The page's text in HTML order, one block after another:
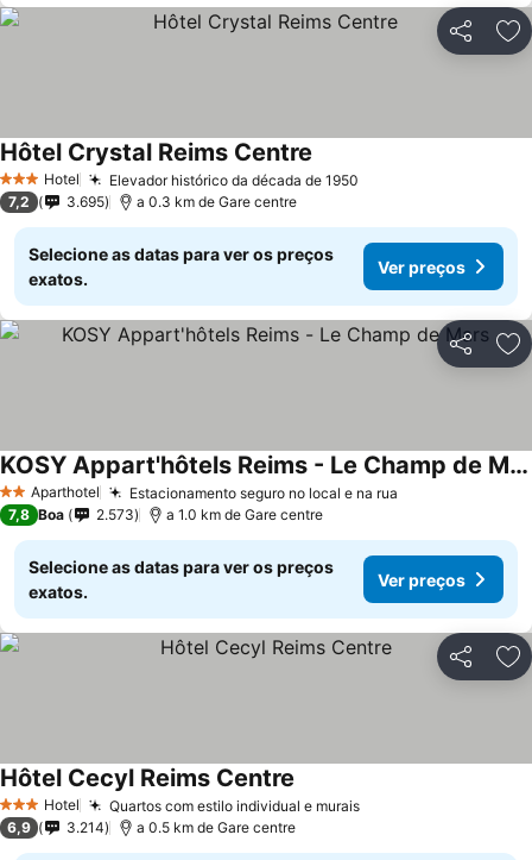
Partilhar
3 EstrelasHotel Elevador histórico da década de 1950
Hôtel Crystal Reims Centre
7,2 3.695 a 0.3 km de Gare centre
Selecione as datas para ver os preços
exatos.
Ver preços
Partilhar
2 EstrelasAparthotel Estacionamento seguro no local e na rua
KOSY Appart'hôtels Reims - Le Champ de Mars
7,8 Boa 2.573 a 1.0 km de Gare centre
Selecione as datas para ver os preços
exatos.
Ver preços
Partilhar
3 EstrelasHotel Quartos com estilo individual e murais
Hôtel Cecyl Reims Centre
6,9 3.214 a 0.5 km de Gare centre